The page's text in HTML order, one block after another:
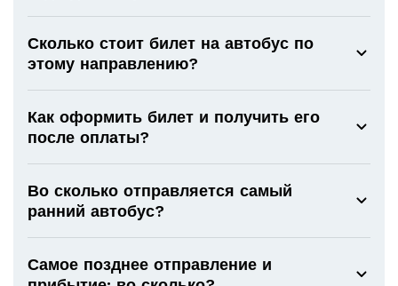
Сколько стоит билет на автобус по
этому направлению?
Как оформить билет и получить его
после оплаты?
Во сколько отправляется самый
ранний автобус?
Самое позднее отправление и